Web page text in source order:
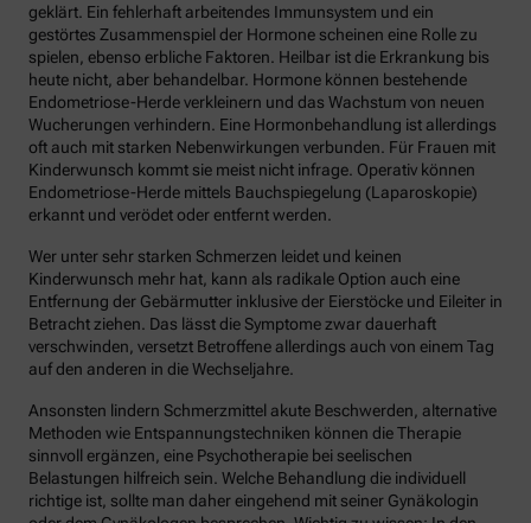
geklärt. Ein fehlerhaft arbeitendes Immunsystem und ein
gestörtes Zusammenspiel der Hormone scheinen eine Rolle zu
spielen, ebenso erbliche Faktoren. Heilbar ist die Erkrankung bis
heute nicht, aber behandelbar. Hormone können bestehende
Endometriose-Herde verkleinern und das Wachstum von neuen
Wucherungen verhindern. Eine Hormonbehandlung ist allerdings
oft auch mit starken Nebenwirkungen verbunden. Für Frauen mit
Kinderwunsch kommt sie meist nicht infrage. Operativ können
Endometriose-Herde mittels Bauchspiegelung (Laparoskopie)
erkannt und verödet oder entfernt werden.
Wer unter sehr starken Schmerzen leidet und keinen
Kinderwunsch mehr hat, kann als radikale Option auch eine
Entfernung der Gebärmutter inklusive der Eierstöcke und Eileiter in
Betracht ziehen. Das lässt die Symptome zwar dauerhaft
verschwinden, versetzt Betroffene allerdings auch von einem Tag
auf den anderen in die Wechseljahre.
Ansonsten lindern Schmerzmittel akute Beschwerden, alternative
Methoden wie Entspannungstechniken können die Therapie
sinnvoll ergänzen, eine Psychotherapie bei seelischen
Belastungen hilfreich sein. Welche Behandlung die individuell
richtige ist, sollte man daher eingehend mit seiner Gynäkologin